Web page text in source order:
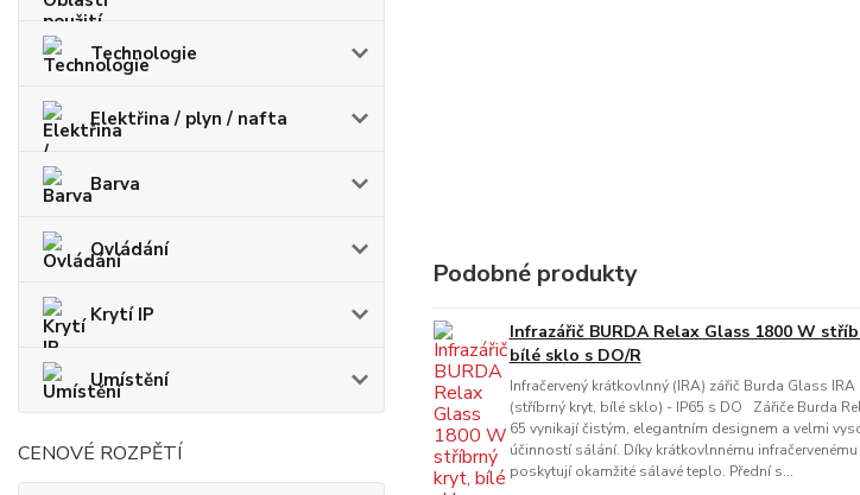
Technologie
Elektřina / plyn / nafta
Barva
Ovládání
Krytí IP
Umístění
CENOVÉ ROZPĚTÍ
Podobné produkty
Infrazářič BURDA Relax Glass 1800 W
bílé sklo s DO/R
Infračervený krátkovlnný (IRA) zářič Burda Glass IRA
(stříbrný kryt, bílé sklo) - IP65 s DO Zářiče Burda
65 vynikají čistým, elegantním designem a velmi
účinností sálání. Díky krátkovlnnému infračervenému
poskytují okamžité sálavé teplo. Přední s...